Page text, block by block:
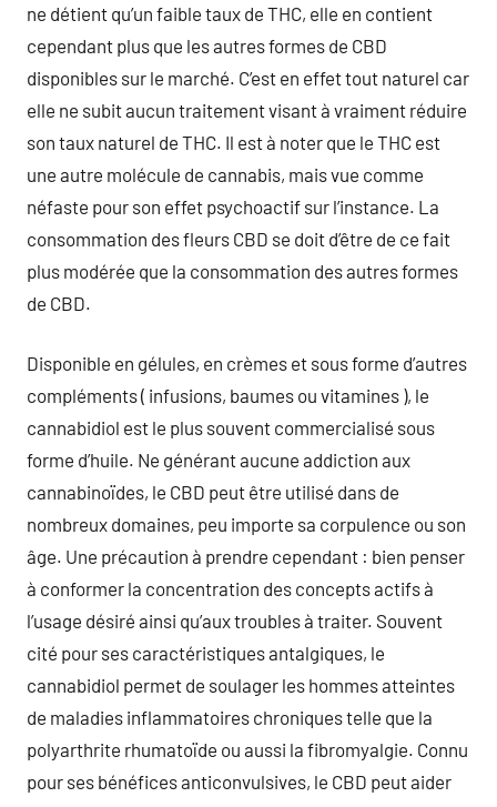
ne détient qu’un faible taux de THC, elle en contient
cependant plus que les autres formes de CBD
disponibles sur le marché. C’est en effet tout naturel car
elle ne subit aucun traitement visant à vraiment réduire
son taux naturel de THC. Il est à noter que le THC est
une autre molécule de cannabis, mais vue comme
néfaste pour son effet psychoactif sur l’instance. La
consommation des fleurs CBD se doit d’être de ce fait
plus modérée que la consommation des autres formes
de CBD.
Disponible en gélules, en crèmes et sous forme d’autres
compléments ( infusions, baumes ou vitamines ), le
cannabidiol est le plus souvent commercialisé sous
forme d’huile. Ne générant aucune addiction aux
cannabinoïdes, le CBD peut être utilisé dans de
nombreux domaines, peu importe sa corpulence ou son
âge. Une précaution à prendre cependant : bien penser
à conformer la concentration des concepts actifs à
l’usage désiré ainsi qu’aux troubles à traiter. Souvent
cité pour ses caractéristiques antalgiques, le
cannabidiol permet de soulager les hommes atteintes
de maladies inflammatoires chroniques telle que la
polyarthrite rhumatoïde ou aussi la fibromyalgie. Connu
pour ses bénéfices anticonvulsives, le CBD peut aider